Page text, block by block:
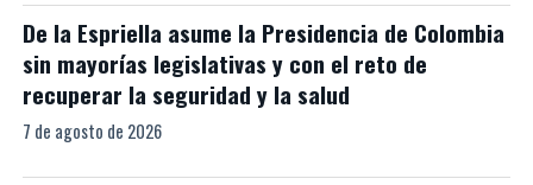
De la Espriella asume la Presidencia de Colombia
sin mayorías legislativas y con el reto de
recuperar la seguridad y la salud
7 de agosto de 2026